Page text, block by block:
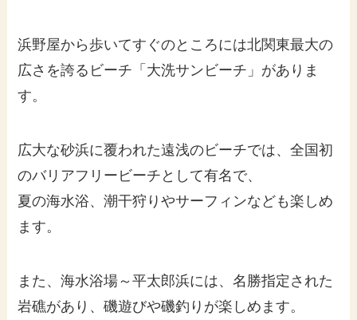
浜野屋から歩いてすぐのところには北関東最大の
広さを誇るビーチ「大洗サンビーチ」がありま
す。
広大な砂浜に覆われた遠浅のビーチでは、全国初
のバリアフリービーチとして有名で、
夏の海水浴、潮干狩りやサーフィンなども楽しめ
ます。
また、海水浴場～平太郎浜には、名勝指定された
岩礁があり、磯遊びや磯釣りが楽しめます。